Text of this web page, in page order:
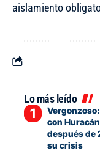
aislamiento
Lo más leído
con
después de
su crisis